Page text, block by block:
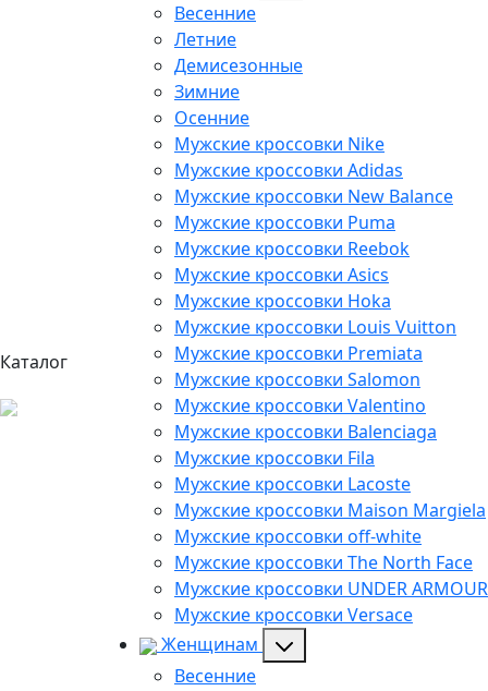
Каталог
Весенние
Летние
Демисезонные
Зимние
Осенние
Мужские кроссовки Nike
Мужские кроссовки Adidas
Мужские кроссовки New Balance
Мужские кроссовки Puma
Мужские кроссовки Reebok
Мужские кроссовки Asics
Мужские кроссовки Hoka
Мужские кроссовки Louis Vuitton
Мужские кроссовки Premiata
Мужские кроссовки Salomon
Мужские кроссовки Valentino
Мужские кроссовки Balenciaga
Мужские кроссовки Fila
Мужские кроссовки Lacoste
Мужские кроссовки Maison Margiela
Мужские кроссовки off-white
Мужские кроссовки The North Face
Мужские кроссовки UNDER ARMOUR
Мужские кроссовки Versace
Женщинам
Весенние